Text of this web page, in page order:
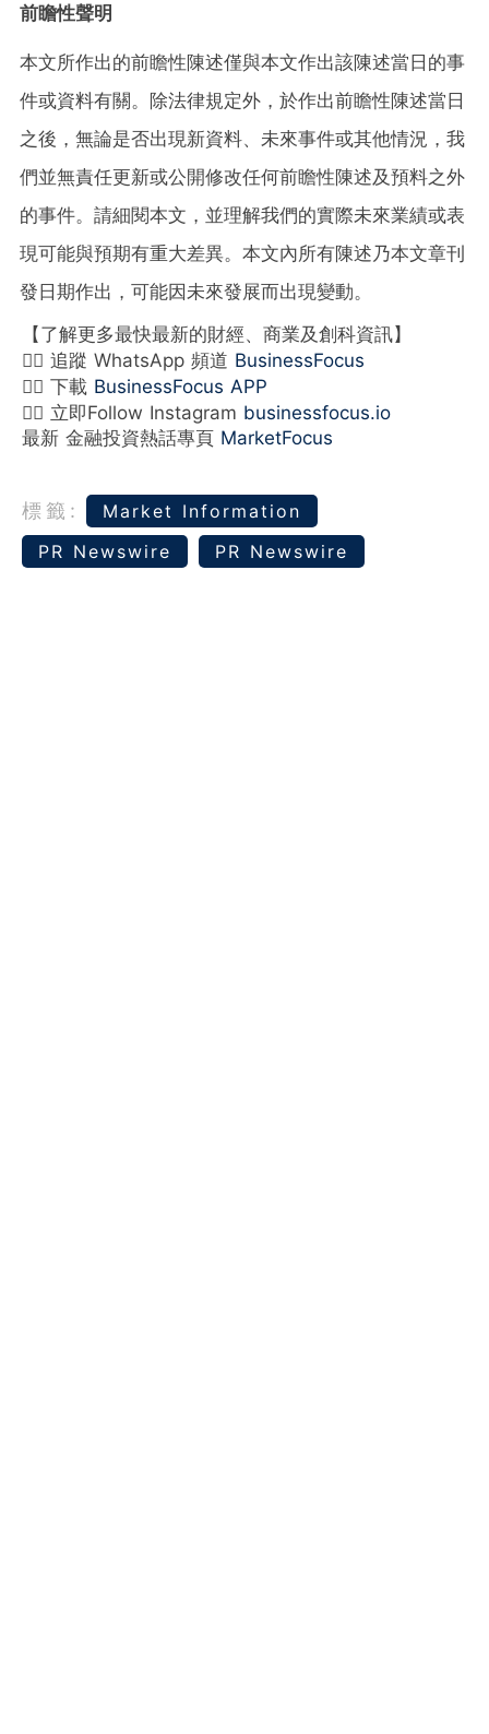
前瞻性聲明
本文所作出的前瞻性陳述僅與本文作出該陳述當日的事
件或資料有關。除法律規定外，於作出前瞻性陳述當日
之後，無論是否出現新資料、未來事件或其他情況，我
們並無責任更新或公開修改任何前瞻性陳述及預料之外
的事件。請細閱本文，並理解我們的實際未來業績或表
現可能與預期有重大差異。本文內所有陳述乃本文章刊
發日期作出，可能因未來發展而出現變動。
【了解更多最快最新的財經、商業及創科資訊】
👉🏻 追蹤 WhatsApp 頻道 BusinessFocus
👉🏻 下載 BusinessFocus APP
👉🏻 立即Follow Instagram businessfocus.io
最新 金融投資熱話專頁 MarketFocus
標籤:
Market Information
PR Newswire
PR Newswire